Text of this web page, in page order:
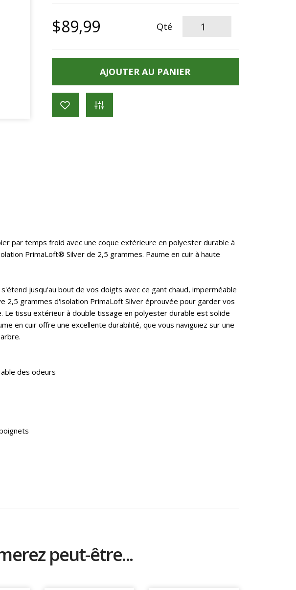
$89,99 Qté
AJOUTER AU PANIER
par temps froid avec une coque extérieure en polyester durable à
PrimaLoft® Silver de 2,5 grammes. Paume en cuir à haute
jusqu'au bout de vos doigts avec ce gant chaud, imperméable
2,5 grammes d'isolation PrimaLoft Silver éprouvée pour garder vos
Le tissu extérieur à double tissage en polyester durable est solide
en cuir offre une excellente durabilité, que vous naviguiez sur une
des odeurs
peut-être...